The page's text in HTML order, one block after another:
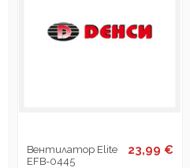
Вентилатор Elite
EFB-0445
23,99 €